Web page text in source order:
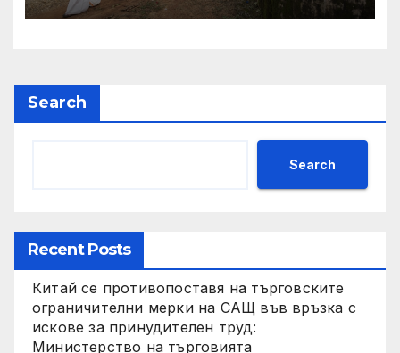
Search
Search
Recent Posts
Китай се противопоставя на търговските
ограничителни мерки на САЩ във връзка с
искове за принудителен труд:
Министерство на търговията